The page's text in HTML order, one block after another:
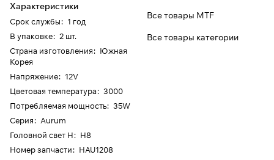
Характеристики
Срок службы: 1 год
В упаковке: 2 шт.
Страна изготовления: Южная
Корея
Напряжение: 12V
Цветовая температура: 3000
Потребляемая мощность: 35W
Серия: Aurum
Головной свет H: H8
Номер запчасти: HAU1208
Все товары MTF
Все товары категории